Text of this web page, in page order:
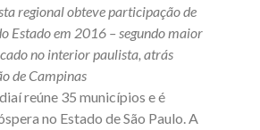
regional obteve participação de
Estado em 2016 – segundo maior
no interior paulista, atrás
de Campinas
reúne 35 municípios e é
no Estado de São Paulo. A